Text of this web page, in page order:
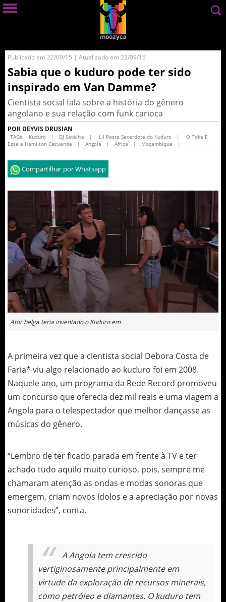
Publicado em 22/09/15 | Atualizado em 23/09/15
Sabia que o kuduro pode ter sido
inspirado em Van Damme?
Cientista social fala sobre a história do gênero
angolano e sua relação com funk carioca
POR DEYVIS DRUSIAN
TAGs: Kuduro | DJ Satélite | Lil Pasta Sacerdote do Kuduro |
O Toke É
Esse e Hamilton Cazuende
| Angola | África | Moçambique |
Compartilhar por Whatsapp
Ator belga teria inventado o Kuduro em
A primeira vez que a cientista social Debora Costa de
Faria* viu algo relacionado ao kuduro foi em 2008.
Naquele ano, um programa da Rede Record promoveu
um concurso que oferecia dez mil reais e uma viagem a
Angola para o telespectador que melhor dançasse as
músicas do gênero.
“Lembro de ter ficado parada em frente à TV e ter
achado tudo aquilo muito curioso, pois, sempre me
chamaram atenção as ondas e modas sonoras que
emergem, criam novos ídolos e a apreciação por novas
sonoridades”, conta.
A Angola tem crescido
vertiginosamente principalmente em
virtude da exploração de recursos minerais,
como petróleo e diamantes. O kuduro tem